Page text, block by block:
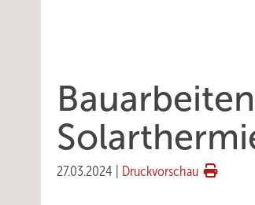
27.03.2024 Druckvorschau